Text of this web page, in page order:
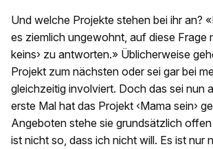
Und welche Projekte stehen bei ihr an?
es ziemlich ungewohnt, auf diese Frage
keins› zu antworten.» Üblicherweise
Projekt zum nächsten oder sei gar bei
gleichzeitig involviert. Doch das sei nun
erste Mal hat das Projekt ‹Mama sein›
Angeboten stehe sie grundsätzlich offen
ist nicht so, dass ich nicht will. Es ist nur